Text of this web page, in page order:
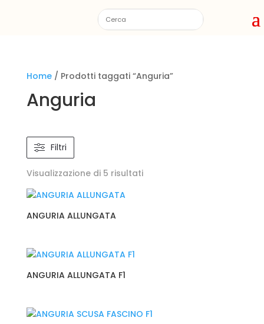
Home/ Prodotti taggati “Anguria”
Anguria
Filtri
Visualizzazione di 5 risultati
ANGURIA ALLUNGATA
ANGURIA ALLUNGATA F1